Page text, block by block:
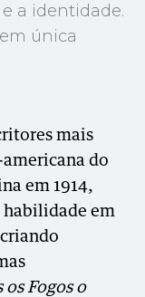
a identidade.
única
mais
do
em 1914,
habilidade em
os Fogos o